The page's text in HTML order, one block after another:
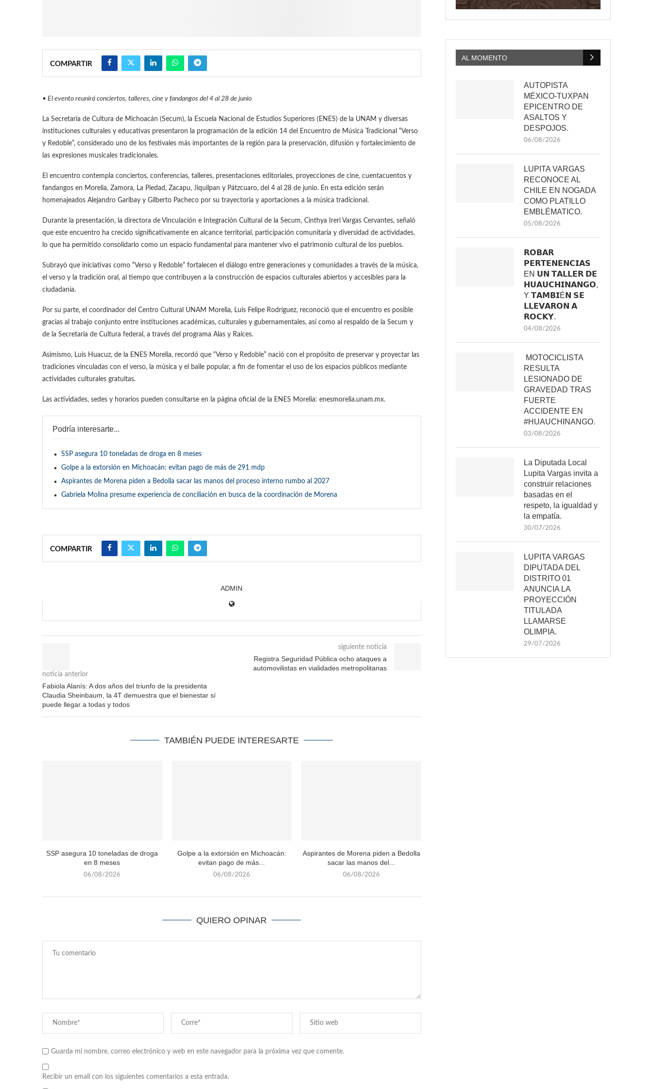
COMPARTIR
• El evento reunirá conciertos, talleres, cine y fandangos del 4 al 28 de junio
La Secretaría de Cultura de Michoacán (Secum), la Escuela Nacional de Estudios Superiores (ENES) de la UNAM y diversas
instituciones culturales y educativas presentaron la programación de la edición 14 del Encuentro de Música Tradicional “Verso
y Redoble”, considerado uno de los festivales más importantes de la región para la preservación, difusión y fortalecimiento de
las expresiones musicales tradicionales.
El encuentro contempla conciertos, conferencias, talleres, presentaciones editoriales, proyecciones de cine, cuentacuentos y
fandangos en Morelia, Zamora, La Piedad, Zacapu, Jiquilpan y Pátzcuaro, del 4 al 28 de junio. En esta edición serán
homenajeados Alejandro Garibay y Gilberto Pacheco por su trayectoria y aportaciones a la música tradicional.
Durante la presentación, la directora de Vinculación e Integración Cultural de la Secum, Cinthya Ireri Vargas Cervantes, señaló
que este encuentro ha crecido significativamente en alcance territorial, participación comunitaria y diversidad de actividades,
lo que ha permitido consolidarlo como un espacio fundamental para mantener vivo el patrimonio cultural de los pueblos.
Subrayó que iniciativas como “Verso y Redoble” fortalecen el diálogo entre generaciones y comunidades a través de la música,
el verso y la tradición oral, al tiempo que contribuyen a la construcción de espacios culturales abiertos y accesibles para la
ciudadanía.
Por su parte, el coordinador del Centro Cultural UNAM Morelia, Luis Felipe Rodríguez, reconoció que el encuentro es posible
gracias al trabajo conjunto entre instituciones académicas, culturales y gubernamentales, así como al respaldo de la Secum y
de la Secretaría de Cultura federal, a través del programa Alas y Raíces.
Asimismo, Luis Huacuz, de la ENES Morelia, recordó que “Verso y Redoble” nació con el propósito de preservar y proyectar las
tradiciones vinculadas con el verso, la música y el baile popular, a fin de fomentar el uso de los espacios públicos mediante
actividades culturales gratuitas.
Las actividades, sedes y horarios pueden consultarse en la página oficial de la ENES Morelia: enesmorelia.unam.mx.
Podría interesarte...
SSP asegura 10 toneladas de droga en 8 meses
Golpe a la extorsión en Michoacán: evitan pago de más de 291 mdp
Aspirantes de Morena piden a Bedolla sacar las manos del proceso interno rumbo al 2027
Gabriela Molina presume experiencia de conciliación en busca de la coordinación de Morena
COMPARTIR
ADMIN
noticia anterior
Fabiola Alanís: A dos años del triunfo de la presidenta
Claudia Sheinbaum, la 4T demuestra que el bienestar sí
puede llegar a todas y todos
siguiente noticia
Registra Seguridad Pública ocho ataques a
automovilistas en vialidades metropolitanas
TAMBIÉN PUEDE INTERESARTE
SSP asegura 10 toneladas de droga
en 8 meses
06/08/2026
Golpe a la extorsión en Michoacán:
evitan pago de más...
06/08/2026
Aspirantes de Morena piden a Bedolla
sacar las manos del...
06/08/2026
QUIERO OPINAR
Guarda mi nombre, correo electrónico y web en este navegador para la próxima vez que comente.
Recibir un email con los siguientes comentarios a esta entrada.
AL MOMENTO
AUTOPISTA
MÉXICO-TUXPAN
EPICENTRO DE
ASALTOS Y
DESPOJOS.
06/08/2026
LUPITA VARGAS
RECONOCE AL
CHILE EN NOGADA
COMO PLATILLO
EMBLÉMATICO.
05/08/2026
𝗥𝗢𝗕𝗔𝗥
𝗣𝗘𝗥𝗧𝗘𝗡𝗘𝗡𝗖𝗜𝗔𝗦
EN 𝗨𝗡 𝗧𝗔𝗟𝗟𝗘𝗥 𝗗𝗘
𝗛𝗨𝗔𝗨𝗖𝗛𝗜𝗡𝗔𝗡𝗚𝗢,
Y 𝗧𝗔𝗠𝗕𝗜É𝗡 𝗦𝗘
𝗟𝗟𝗘𝗩𝗔𝗥𝗢𝗡 𝗔
𝗥𝗢𝗖𝗞𝗬.
04/08/2026
MOTOCICLISTA
RESULTA
LESIONADO DE
GRAVEDAD TRAS
FUERTE
ACCIDENTE EN
#HUAUCHINANGO.
03/08/2026
La Diputada Local
Lupita Vargas invita a
construir relaciones
basadas en el
respeto, la igualdad y
la empatía.
30/07/2026
LUPITA VARGAS
DIPUTADA DEL
DISTRITO 01
ANUNCIA LA
PROYECCIÓN
TITULADA
LLAMARSE
OLIMPIA.
29/07/2026